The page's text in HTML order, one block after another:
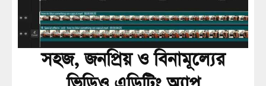
সহজ, জনপ্রিয় ও বিনামূল্যের